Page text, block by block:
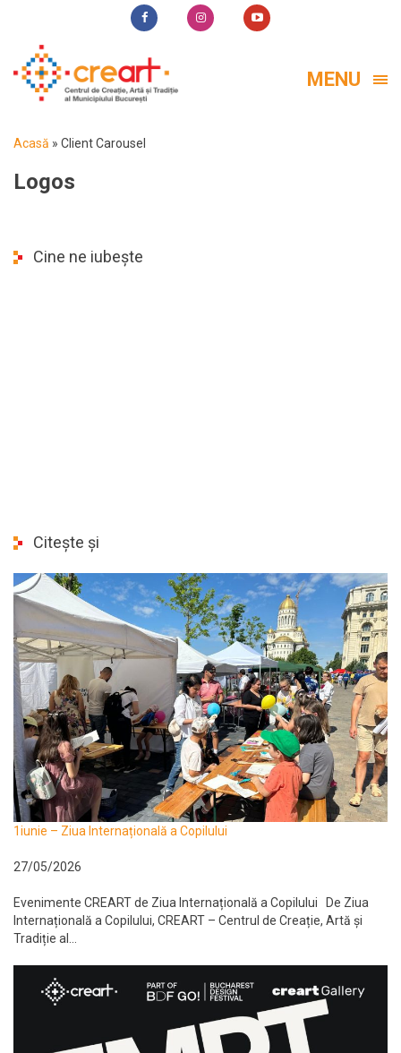
MENU
Acasă » Client Carousel
Logos
Cine ne iubește
Citește și
1iunie – Ziua Internațională a Copilului
27/05/2026
Evenimente CREART de Ziua Internațională a Copilului De Ziua
Internațională a Copilului, CREART – Centrul de Creație, Artă și
Tradiție al...